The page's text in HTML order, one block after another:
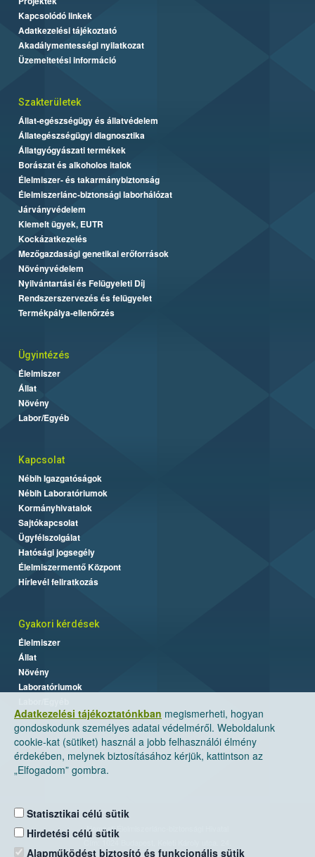
Adatkezelési tájékoztatónkban megismerheti, hogyan
gondoskodunk személyes adatai védelméről. Weboldalunk
cookie-kat (sütiket) használ a jobb felhasználói élmény
érdekében, melynek biztosításához kérjük, kattintson az
„Elfogadom” gombra.
Statisztikai célú sütik
Hirdetési célú sütik
Alapműködést biztosító és funkcionális sütik
Kapcsolódó linkek
Adatkezelési tájékoztató
Akadálymentességi nyilatkozat
Üzemeltetési információ
Szakterületek
Állat-egészségügy és állatvédelem
Állategészségügyi diagnosztika
Állatgyógyászati termékek
Borászat és alkoholos italok
Élelmiszer- és takarmánybiztonság
Élelmiszerlánc-biztonsági laborhálózat
Járványvédelem
Kiemelt ügyek, EUTR
Kockázatkezelés
Mezőgazdasági genetikai erőforrások
Növényvédelem
Nyilvántartási és Felügyeleti Díj
Rendszerszervezés és felügyelet
Termékpálya-ellenőrzés
Ügyintézés
Élelmiszer
Állat
Növény
Labor/Egyéb
Kapcsolat
Nébih Igazgatóságok
Nébih Laboratóriumok
Kormányhivatalok
Sajtókapcsolat
Ügyfélszolgálat
Hatósági jogsegély
Élelmiszermentő Központ
Hírlevél feliratkozás
Gyakori kérdések
Élelmiszer
Állat
Növény
Laboratóriumok
Nemzeti Élelmiszerlánc-biztonsági Hivatal